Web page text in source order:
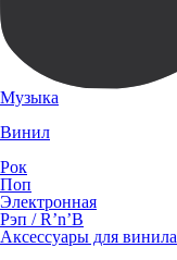
Музыка
Винил
Рок
Поп
Электронная
Рэп / R’n’B
Аксессуары для винила